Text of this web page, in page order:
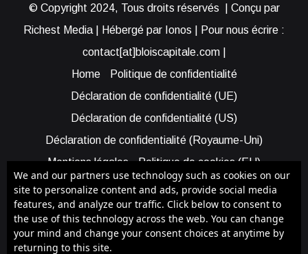
© Copyright 2024, Tous droits réservés | Conçu par
Richest Media | Hébergé par Ionos | Pour nous écrire :
contact[at]bloiscapitale.com |
Home
Politique de confidentialité
Déclaration de confidentialité (UE)
Déclaration de confidentialité (US)
Déclaration de confidentialité (Royaume-Uni)
Mentions légales
Politique de cookies (EU)
Cookie Policy (AUS)
Cookie Policy (US)
Qui sommes-nous ?
Participer à Blois Capitale
Bénéficier d’une assistance
We and our partners use technology such as cookies on our
site to personalize content and ads, provide social media
features, and analyze our traffic. Click below to consent to
the use of this technology across the web. You can change
your mind and change your consent choices at anytime by
returning to this site.